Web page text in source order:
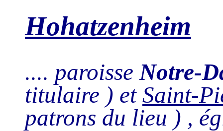
Hohatzenheim
.... paroisseNotre-
titulaire ) et Saint-
patrons du lieu ) ,